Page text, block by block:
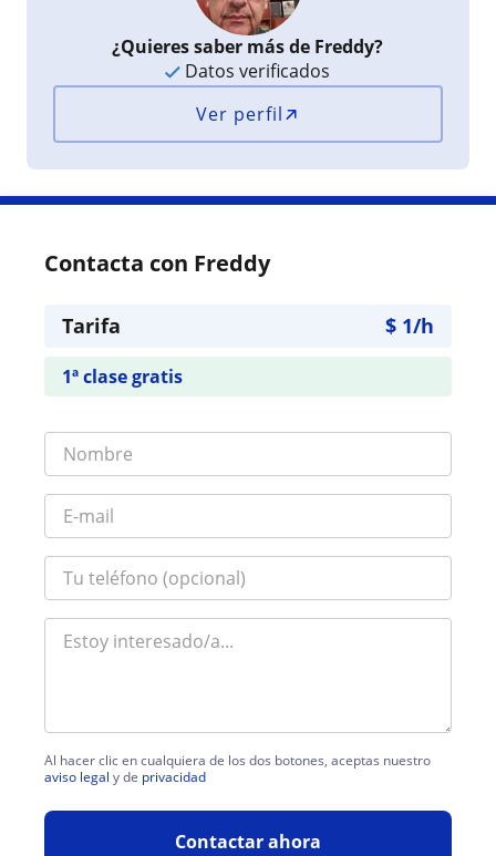
¿Quieres saber más de Freddy?
Datos verificados
Ver perfil
Contacta con Freddy
Tarifa $ 1/h
1ª clase gratis
Al hacer clic en cualquiera de los dos botones, aceptas nuestro
aviso legal y de privacidad
Contactar ahora